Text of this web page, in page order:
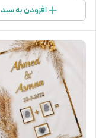
افزودن به سبد